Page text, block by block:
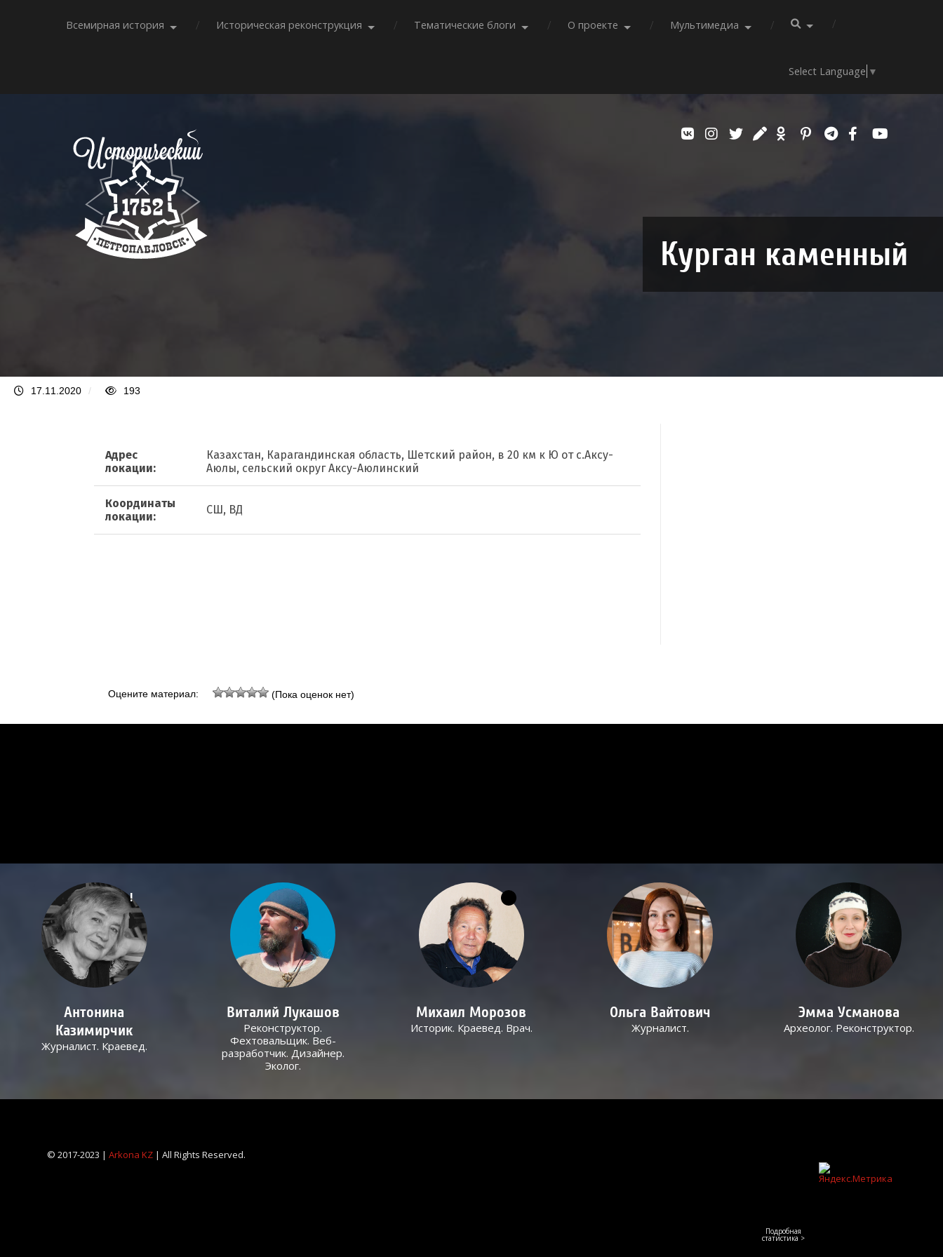
Всемирная история Историческая реконструкция Тематические блоги О проекте Мультимедиа
Select Language ▼
Курган каменный
17.11.2020 / 193
Адрес
локации:
Казахстан, Карагандинская область, Шетский район, в 20 км к Ю от с.Аксу-
Аюлы, сельский округ Аксу-Аюлинский
Координаты
локации:
СШ, ВД
Оцените материал: (Пока оценок нет)
!
Антонина
Казимирчик
Журналист. Краевед.
Виталий Лукашов
Реконструктор.
Фехтовальщик. Веб-
разработчик. Дизайнер.
Эколог.
Михаил Морозов
Историк. Краевед. Врач.
Ольга Вайтович
Журналист.
Эмма Усманова
Археолог. Реконструктор.
© 2017-2023 |Arkona KZ | All Rights Reserved.
Подробная
статистика >